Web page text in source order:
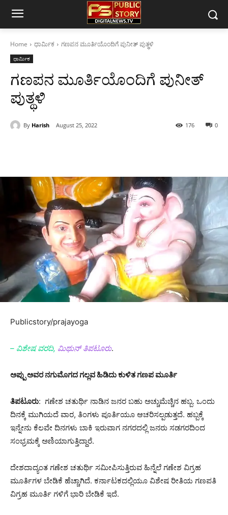
Home ಧಾರ್ಮಿಕ ಗಣಪನ ಮೂರ್ತಿಯೊಂದಿಗೆ ಪುನೀತ್ ಪುತ್ಥಳಿ
ಧಾರ್ಮಿಕ
ಗಣಪನ ಮೂರ್ತಿಯೊಂದಿಗೆ ಪುನೀತ್
ಪುತ್ಥಳಿ
By Harish August 25, 2022 0
176
Publicstory/prajayoga
– ವಿಶೇಷ ವರದಿ, ಮಿಥುನ್ ತಿಪಟೂರು.
ಅಪ್ಪು ಅವರ ನಗುಮೊಗದ ಗಲ್ಲವ ಹಿಡಿದು ಕುಳಿತ ಗಣಪ ಮೂರ್ತಿ
ತಿಪಟೂರು: ಗಣೇಶ ಚತುರ್ಥಿ ನಾಡಿನ ಜನರ ಬಹು ಅಚ್ಚುಮೆಚ್ಚಿನ ಹಬ್ಬ. ಒಂದು
ದಿನಕ್ಕೆ ಮುಗಿಯದೆ ವಾರ, ತಿಂಗಳು ಪೂರ್ತಿಯೂ ಆಚರಿಸಲ್ಪಡುತ್ತದೆ. ಹಬ್ಬಕ್ಕೆ
ಇನ್ನೇನು ಕೆಲವೇ ದಿನಗಳು ಬಾಕಿ ಇರುವಾಗ ನಗರದಲ್ಲಿ ಜನರು ಸಡಗರದಿಂದ
ಸಂಭ್ರಮಕ್ಕೆ ಅಣಿಯಾಗುತ್ತಿದ್ದಾರೆ.
ದೇಶದಾದ್ಯಂತ ಗಣೇಶ ಚತುರ್ಥಿ ಸಮೀಪಿಸುತ್ತಿರುವ ಹಿನ್ನೆಲೆ ಗಣೇಶ ವಿಗ್ರಹ
ಮೂರ್ತಿಗಳ ಬೇಡಿಕೆ ಹೆಚ್ಚಾಗಿದೆ. ಕರ್ನಾಟಕದಲ್ಲಿಯೂ ವಿಶೇಷ ರೀತಿಯ ಗಣಪತಿ
ವಿಗ್ರಹ ಮೂರ್ತಿ ಗಳಿಗೆ ಭಾರಿ ಬೇಡಿಕೆ ಇದೆ.